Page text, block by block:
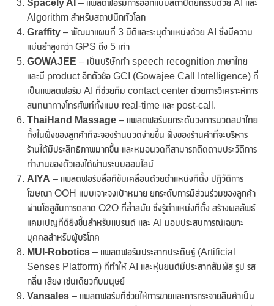
Spacely AI – แพลตฟอร์มการออกแบบสถาปัตยกรรมด้วย AI และ
Algorithm สำหรับสถาปนิกทั่วโลก
Graffity – พัฒนาแผนที่ 3 มิติและระบุตำแหน่งด้วย AI ซึ่งมีความ
แม่นยำสูงกว่า GPS ถึง 5 เท่า
GOWAJEE – เป็นบริษัททำ speech recognition ภาษาไทย
และมี product อีกตัวชื่อ GCI (Gowajee Call Intelligence) ที่
เป็นแพลตฟอร์ม AI ที่ช่วยทีม contact center ด้วยการวิเคราะห์การ
สนทนาทางโทรศัพท์ทั้งแบบ real-time และ post-call.
ThaiHand Massage – แพลตฟอร์มยกระดับวงการนวดสปาไทย
ทั้งในฝั่งของลูกค้าที่จะจองร้านนวดง่ายขึ้น ฝั่งของร้านค้าที่จะบริหาร
ร้านได้มีประสิทธิภาพมากขึ้น และหมอนวดที่สามารถติดตามประวัติการ
ทำงานของตัวเองได้ผ่านระบบออนไลน์
AIYA – แพลตฟอร์มสื่อที่ขับเคลื่อนด้วยตำแหน่งที่ตั้ง ปฏิวัติการ
โฆษณา OOH แบบเจาะจงเป้าหมาย ยกระดับการมีส่วนร่วมของลูกค้า
ผ่านโซลูชันการตลาด O2O ที่ล้ำสมัย ซึ่งรู้ตำแหน่งที่ตั้ง สร้างผลลัพธ์
แคมเปญที่ดียิ่งขึ้นสำหรับแบรนด์ และ AI มอบประสบการณ์เฉพาะ
บุคคลสำหรับผู้บริโภค
MUI-Robotics – แพลตฟอร์มประสาทประดิษฐ์ (Artificial
Senses Platform) ที่ทำให้ AI และหุ่นยนต์มีประสาทสัมผัส รูป รส
กลิ่น เสียง เช่นเดียวกับมนุษย์
Vansales – แพลตฟอร์มที่ช่วยให้การขายและการกระจายสินค้าเป็น